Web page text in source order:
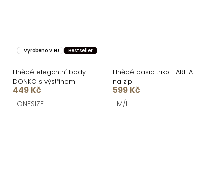
Vyrobeno v EU Bestseller
Hnědé elegantní body
DONKO s výstřihem
449 Kč
ONESIZE
Hnědé basic triko HARITA
na zip
599 Kč
M/L